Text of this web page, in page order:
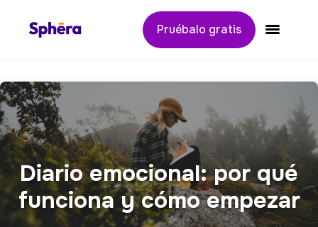
Pruébalo gratis Alternar
Diario emocional: por qué
funciona y cómo empezar